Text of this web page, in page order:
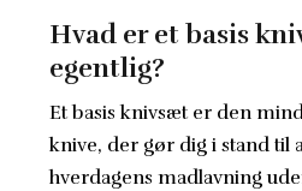
Hvad er et basis
egentlig?
Et basis knivsæt er den
knive, der gør dig i stand til
hverdagens madlavning